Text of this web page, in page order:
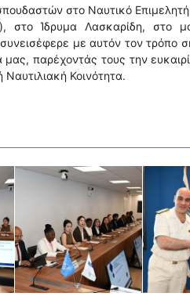
στο Ναυτικό
στο Ίδρυμα Λασκαρίδη, στο
με αυτόν τον τρόπο
μας, παρέχοντάς τους την
Κοινότητα.